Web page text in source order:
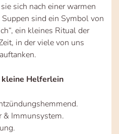
sich nach einer warmen
sind ein Symbol von
ein kleines Ritual der
in der viele von uns
Helferlein
& Immunsystem.